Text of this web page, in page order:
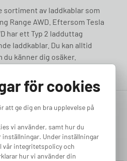
sortiment av laddkablar som
Range AWD. Eftersom Tesla
har ett Typ 2 ladduttag
laddkablar. Du kan alltid
känner dig osäker.
för cookies
att ge dig en bra upplevelse på
vi använder, samt hur du
inställningar. Under inställningar
vår integritetspolicy och
hur vi använder din